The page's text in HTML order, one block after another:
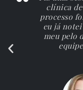
clínica
processo
eu já
meu pelo